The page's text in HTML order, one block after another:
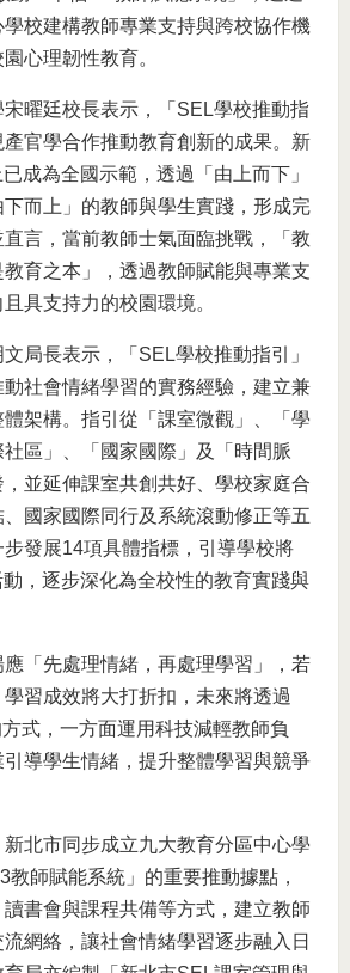
校建構教師專業支持與跨校協作機
心理韌性教育。
曜廷校長表示，「SEL學校推動指
官學合作推動教育創新的成果。新
成為全國示範，透過「由上而下」
而上」的教師與學生實踐，形成完
言，當前教師士氣面臨挑戰，「教
育之本」，透過教師賦能與專業支
具支持力的校園環境。
局長表示，「SEL學校推動指引」
社會情緒學習的實務經驗，建立兼
架構。指引從「課室微觀」、「學
區」、「國家國際」及「時間脈
並延伸課室共創共好、學校家庭合
國家國際同行及系統滾動修正等五
發展14項具體指標，引導學校將
，逐步深化為全校性的教育實踐與
「先處理情緒，再處理學習」，若
習成效將大打折扣，未來將透過
方式，一方面運用科技減輕教師負
導學生情緒，提升整體學習與競爭
北市同步成立九大教育分區中心學
教師賦能系統」的重要推動據點，
書會與課程共備等方式，建立教師
網絡，讓社會情緒學習逐步融入日